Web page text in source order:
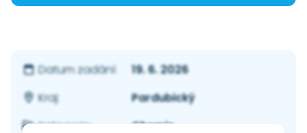
Datum zadání:
19. 6. 2026
Kraj:
Pardubický
Kategorie:
Chemie